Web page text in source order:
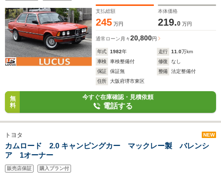
支払総額
245 万円
本体価格
219.0 万円
通常ローン 月々20,800円
年式 1982年 走行 11.0万km
車検
車検整備付 修復
なし
保証
保証無 整備
法定整備付
住所
大阪府堺市東区
無
料
今すぐ在庫確認・見積依頼
電話する
トヨタ NEW
カムロード 2.0 キャンピングカー マックレー製 バレンシ
ア 1オーナー
販売店保証 購入プラン付